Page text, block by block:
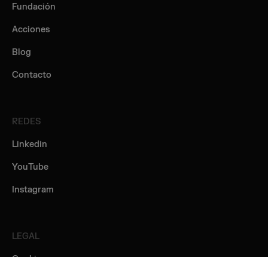
Fundación
Acciones
Blog
Contacto
REDES
Linkedin
YouTube
Instagram
LEGAL